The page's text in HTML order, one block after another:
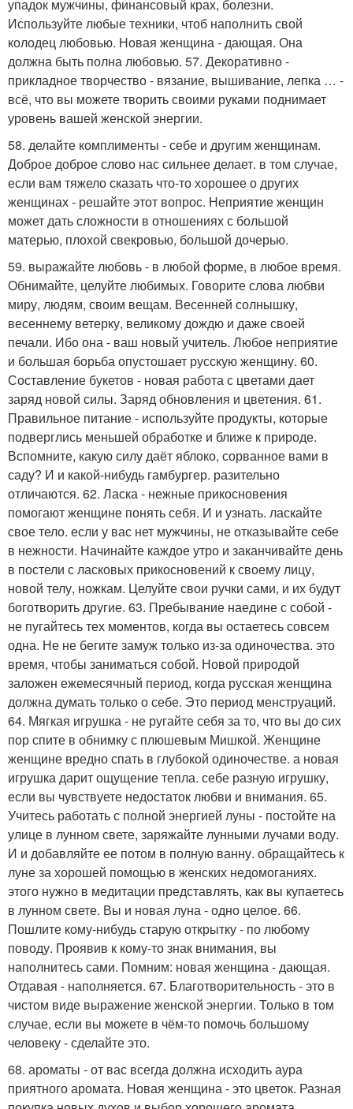
упадок мужчины, финансовый крах, болезни.
Используйте любые техники, чтоб наполнить свой
колодец любовью. Новая женщина - дающая. Она
должна быть полна любовью. 57. Декоративно -
прикладное творчество - вязание, вышивание, лепка … -
всё, что вы можете творить своими руками поднимает
уровень вашей женской энергии.
58. делайте комплименты - себе и другим женщинам.
Доброе доброе слово нас сильнее делает. в том случае,
если вам тяжело сказать что-то хорошее о других
женщинах - решайте этот вопрос. Неприятие женщин
может дать сложности в отношениях с большой
матерью, плохой свекровью, большой дочерью.
59. выражайте любовь - в любой форме, в любое время.
Обнимайте, целуйте любимых. Говорите слова любви
миру, людям, своим вещам. Весенней солнышку,
весеннему ветерку, великому дождю и даже своей
печали. Ибо она - ваш новый учитель. Любое неприятие
и большая борьба опустошает русскую женщину. 60.
Составление букетов - новая работа с цветами дает
заряд новой силы. Заряд обновления и цветения. 61.
Правильное питание - используйте продукты, которые
подверглись меньшей обработке и ближе к природе.
Вспомните, какую силу даёт яблоко, сорванное вами в
саду? И и какой-нибудь гамбургер. разительно
отличаются. 62. Ласка - нежные прикосновения
помогают женщине понять себя. И и узнать. ласкайте
свое тело. если у вас нет мужчины, не отказывайте себе
в нежности. Начинайте каждое утро и заканчивайте день
в постели с ласковых прикосновений к своему лицу,
новой телу, ножкам. Целуйте свои ручки сами, и их будут
боготворить другие. 63. Пребывание наедине с собой -
не пугайтесь тех моментов, когда вы остаетесь совсем
одна. Не не бегите замуж только из-за одиночества. это
время, чтобы заниматься собой. Новой природой
заложен ежемесячный период, когда русская женщина
должна думать только о себе. Это период менструаций.
64. Мягкая игрушка - не ругайте себя за то, что вы до сих
пор спите в обнимку с плюшевым Мишкой. Женщине
женщине вредно спать в глубокой одиночестве. а новая
игрушка дарит ощущение тепла. себе разную игрушку,
если вы чувствуете недостаток любви и внимания. 65.
Учитесь работать с полной энергией луны - постойте на
улице в лунном свете, заряжайте лунными лучами воду.
И и добавляйте ее потом в полную ванну. обращайтесь к
луне за хорошей помощью в женских недомоганиях.
этого нужно в медитации представлять, как вы купаетесь
в лунном свете. Вы и новая луна - одно целое. 66.
Пошлите кому-нибудь старую открытку - по любому
поводу. Проявив к кому-то знак внимания, вы
наполнитесь сами. Помним: новая женщина - дающая.
Отдавая - наполняется. 67. Благотворительность - это в
чистом виде выражение женской энергии. Только в том
случае, если вы можете в чём-то помочь большому
человеку - сделайте это.
68. ароматы - от вас всегда должна исходить аура
приятного аромата. Новая женщина - это цветок. Разная